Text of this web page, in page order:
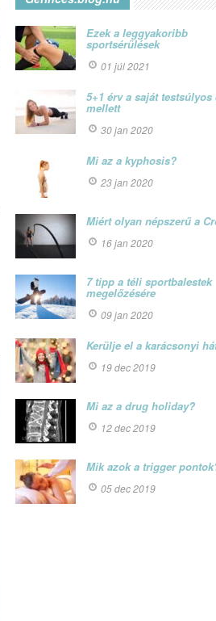
Ezek a leggyakoribb
sportsérülések
01 júl 2021
5+1 érv a saját testsúlyos
mellett
30 jan 2020
Mi az a kyphosis?
23 jan 2020
Miért olyan népszerű a
16 jan 2020
7 tipp a téli sportbalestek
megelőzésére
09 jan 2020
Kerülje el a karácsonyi
19 dec 2019
Mi az a drug holiday?
12 dec 2019
Mik azok a trigger
05 dec 2019